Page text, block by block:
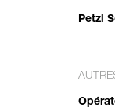
Petzl